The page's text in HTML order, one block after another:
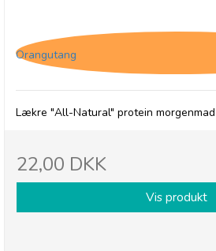
Orangutang
Lækre "All-Natural" protein
22,00 DKK
Vis produkt